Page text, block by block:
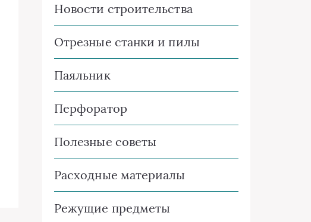
Новости строительства
Отрезные станки и пилы
Паяльник
Перфоратор
Полезные советы
Расходные материалы
Режущие предметы